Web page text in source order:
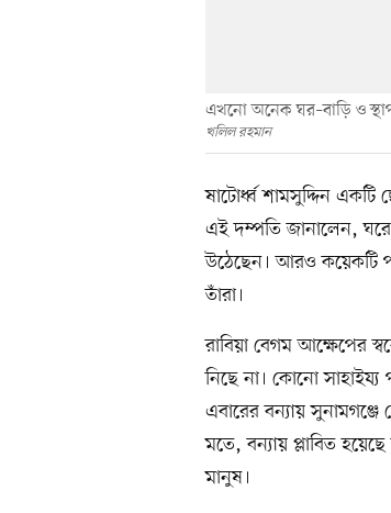
এখনো অনেক ঘর–বাড়ি ও
খলিল রহমান
ষাটোর্ধ্ব শামসুদ্দিন একটি
এই দম্পতি জানালেন, ঘরে
উঠেছেন। আরও কয়েকটি
তাঁরা।
রাবিয়া বেগম আক্ষেপের
নিছে না। কোনো সাহাইয্য
এবারের বন্যায়
মতে, বন্যায় প্লাবিত
মানুষ।